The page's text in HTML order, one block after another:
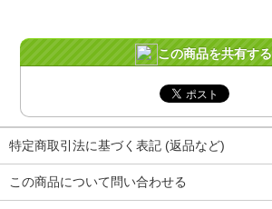
この商品を共有する
特定商取引法に基づく表記 (返品など)
この商品について問い合わせる